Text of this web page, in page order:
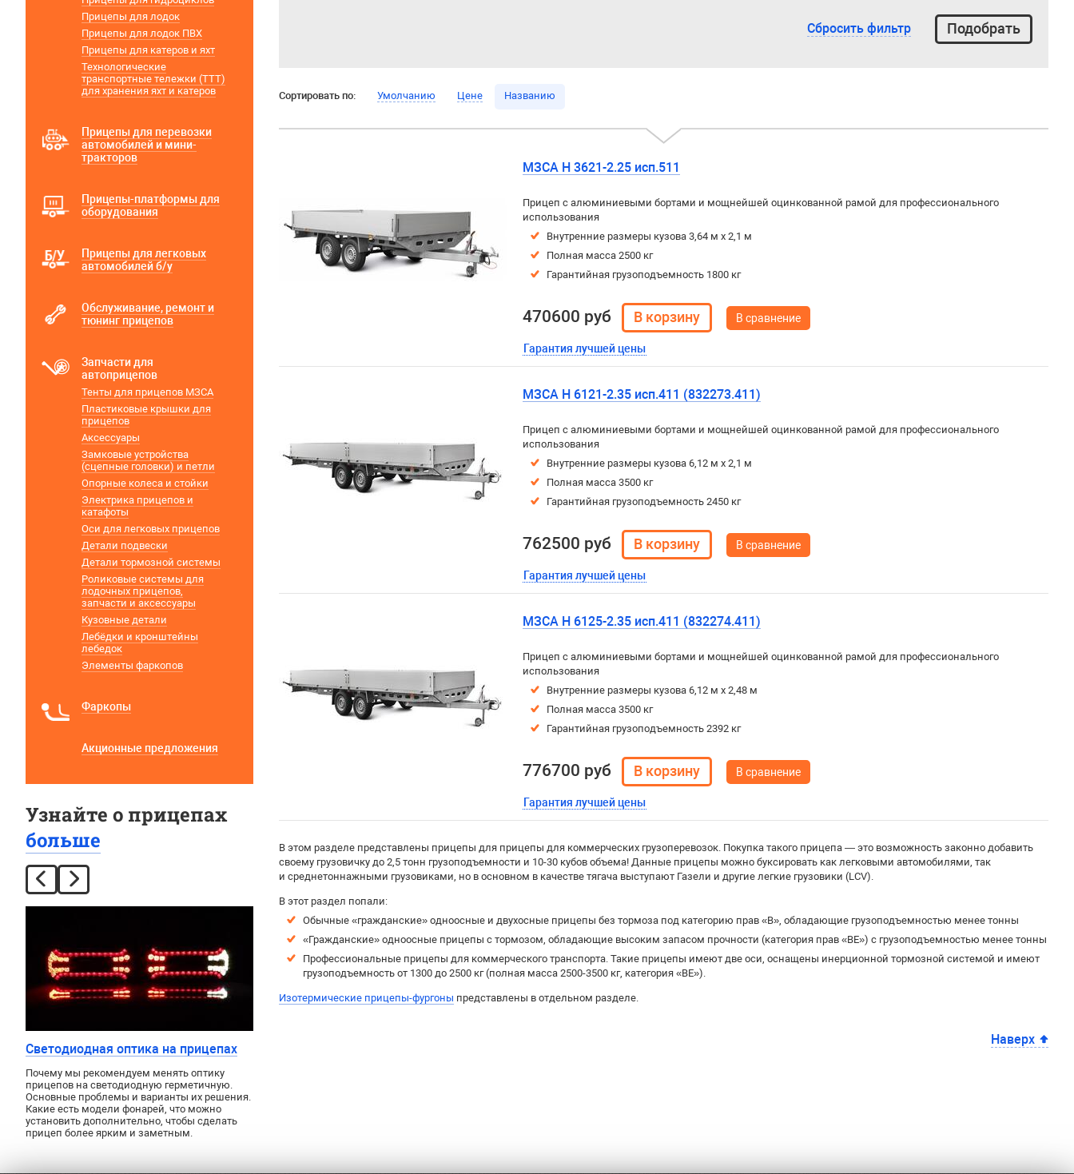
Сбросить фильтр
Сортировать по: Умолчанию Цене Названию
МЗСА H 3621-2.25 исп.511
Прицеп с алюминиевыми бортами и мощнейшей оцинкованной рамой для профессионального
использования
Внутренние размеры кузова 3,64 м х 2,1 м
Полная масса 2500 кг
Гарантийная грузоподъемность 1800 кг
470600 руб
Гарантия лучшей цены
В сравнение
МЗСА H 6121-2.35 исп.411 (832273.411)
Прицеп с алюминиевыми бортами и мощнейшей оцинкованной рамой для профессионального
использования
Внутренние размеры кузова 6,12 м х 2,1 м
Полная масса 3500 кг
Гарантийная грузоподъемность 2450 кг
762500 руб
Гарантия лучшей цены
В сравнение
МЗСА H 6125-2.35 исп.411 (832274.411)
Прицеп с алюминиевыми бортами и мощнейшей оцинкованной рамой для профессионального
использования
Внутренние размеры кузова 6,12 м х 2,48 м
Полная масса 3500 кг
Гарантийная грузоподъемность 2392 кг
776700 руб
Гарантия лучшей цены
В сравнение
В этом разделе представлены прицепы для прицепы для коммерческих грузоперевозок. Покупка такого прицепа — это возможность законно добавить
своему грузовичку до 2,5 тонн грузоподъемности и 10-30 кубов объема! Данные прицепы можно буксировать как легковыми автомобилями, так
и среднетоннажными грузовиками, но в основном в качестве тягача выступают Газели и другие легкие грузовики (LCV).
В этот раздел попали:
Обычные «гражданские» одноосные и двухосные прицепы без тормоза под категорию прав «B», обладающие грузоподъемностью менее тонны
«Гражданские» одноосные прицепы с тормозом, обладающие высоким запасом прочности (категория прав «BE») с грузоподъемностью менее тонны
Профессиональные прицепы для коммерческого транспорта. Такие прицепы имеют две оси, оснащены инерционной тормозной системой и имеют
грузоподъемность от 1300 до 2500 кг (полная масса 2500-3500 кг, категория «BE»).
Изотермические прицепы-фургоны представлены в отдельном разделе.
Наверх
Прицепы для лодок
Прицепы для лодок ПВХ
Прицепы для катеров и яхт
Технологические
транспортные тележки (ТТТ)
для хранения яхт и катеров
Прицепы для перевозки
автомобилей и мини-
тракторов
Прицепы-платформы для
оборудования
Прицепы для легковых
автомобилей б/у
Обслуживание, ремонт и
тюнинг прицепов
Запчасти для
автоприцепов
Тенты для прицепов МЗСА
Пластиковые крышки для
прицепов
Аксессуары
Замковые устройства
(сцепные головки) и петли
Опорные колеса и стойки
Электрика прицепов и
катафоты
Оси для легковых прицепов
Детали подвески
Детали тормозной системы
Роликовые системы для
лодочных прицепов,
запчасти и аксессуары
Кузовные детали
Лебёдки и кронштейны
лебедок
Элементы фаркопов
Фаркопы
Акционные предложения
Узнайте о прицепах
больше
Светодиодная оптика на прицепах
Почему мы рекомендуем менять оптику
прицепов на светодиодную герметичную.
Основные проблемы и варианты их решения.
Какие есть модели фонарей, что можно
установить дополнительно, чтобы сделать
прицеп более ярким и заметным.